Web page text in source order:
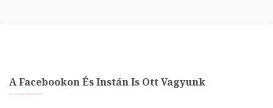
A Facebookon És Instán Is Ott Vagyunk